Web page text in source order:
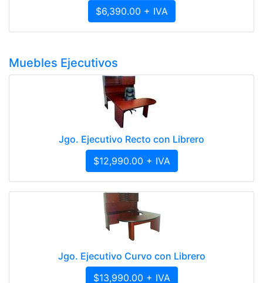
$6,390.00 + IVA
Muebles Ejecutivos
Jgo. Ejecutivo Recto con Librero
$12,990.00 + IVA
Jgo. Ejecutivo Curvo con Librero
$13,990.00 + IVA